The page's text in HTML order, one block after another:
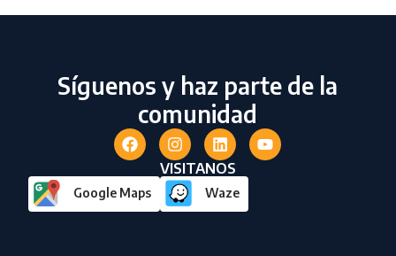
Síguenos y haz parte de la
comunidad
VISITANOS
Google Maps Waze